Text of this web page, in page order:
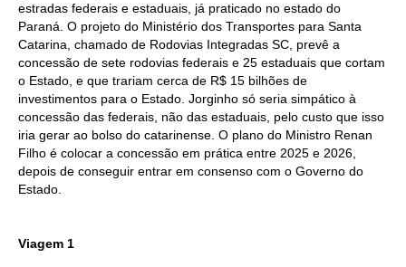
estradas federais e estaduais, já praticado no estado do
Paraná. O projeto do Ministério dos Transportes para Santa
Catarina, chamado de Rodovias Integradas SC, prevê a
concessão de sete rodovias federais e 25 estaduais que cortam
o Estado, e que trariam cerca de R$ 15 bilhões de
investimentos para o Estado. Jorginho só seria simpático à
concessão das federais, não das estaduais, pelo custo que isso
iria gerar ao bolso do catarinense. O plano do Ministro Renan
Filho é colocar a concessão em prática entre 2025 e 2026,
depois de conseguir entrar em consenso com o Governo do
Estado.
Viagem 1